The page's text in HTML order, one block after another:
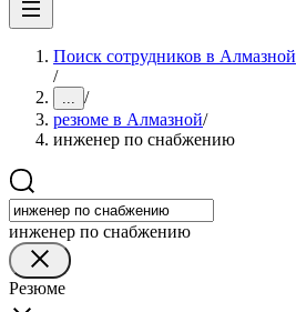
Поиск сотрудников в Алмазной
/
... /
резюме в Алмазной/
инженер по снабжению
инженер по снабжению
Резюме